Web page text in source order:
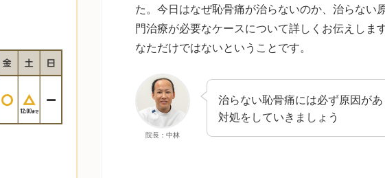
た。今日はなぜ恥骨痛が治らないのか、治らない
門治療が必要なケースについて詳しくお伝えしま
なただけではないということです。
院長：中林
治らない恥骨痛には必ず原因が
対処をしていきましょう